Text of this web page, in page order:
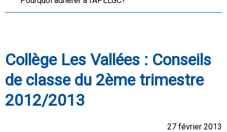
Collège Les Vallées : Conseils
de classe du 2ème trimestre
2012/2013
27 février 2013